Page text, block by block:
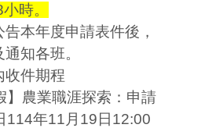
時。
本年度申請表件後，
知各班。
收件期程
】農業職涯探索：申請
114年11月19日12:00